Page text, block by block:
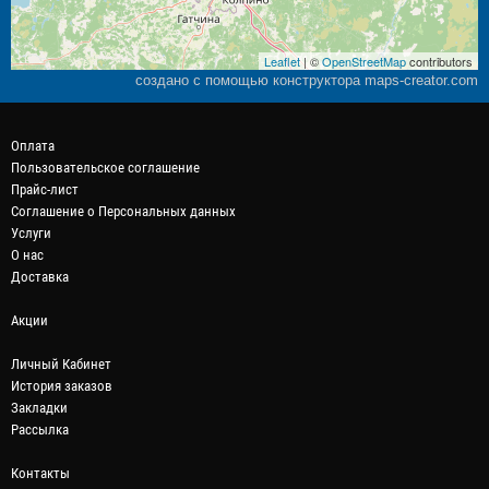
Leaflet| ©OpenStreetMapcontributors
создано с помощью конструктора maps-creator.com
Оплата
Пользовательское соглашение
Прайс-лист
Соглашение о Персональных данных
Услуги
О нас
Доставка
Акции
Личный Кабинет
История заказов
Закладки
Рассылка
Контакты